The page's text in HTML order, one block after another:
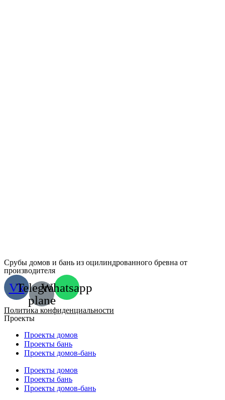
Срубы домов и бань из оцилиндрованного бревна от
производителя
VkTelegram-
plane
Whatsapp
Политика конфиденциальности
Проекты
Проекты домов
Проекты бань
Проекты домов-бань
Проекты домов
Проекты бань
Проекты домов-бань